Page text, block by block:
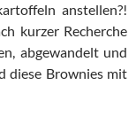
anstellen?!
kurzer Recherche
abgewandelt und
diese Brownies mit